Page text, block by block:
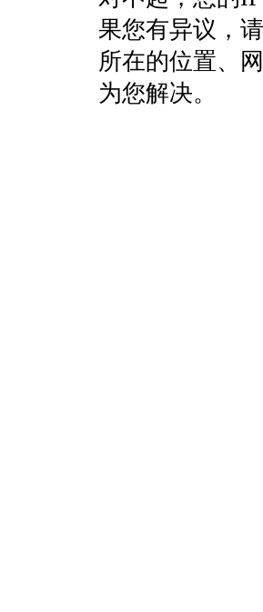
果您有异议，
所在的位置、
为您解决。